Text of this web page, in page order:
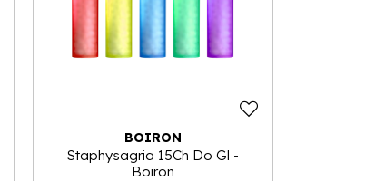
BOIRON
Staphysagria 15Ch Do Gl -
Boiron